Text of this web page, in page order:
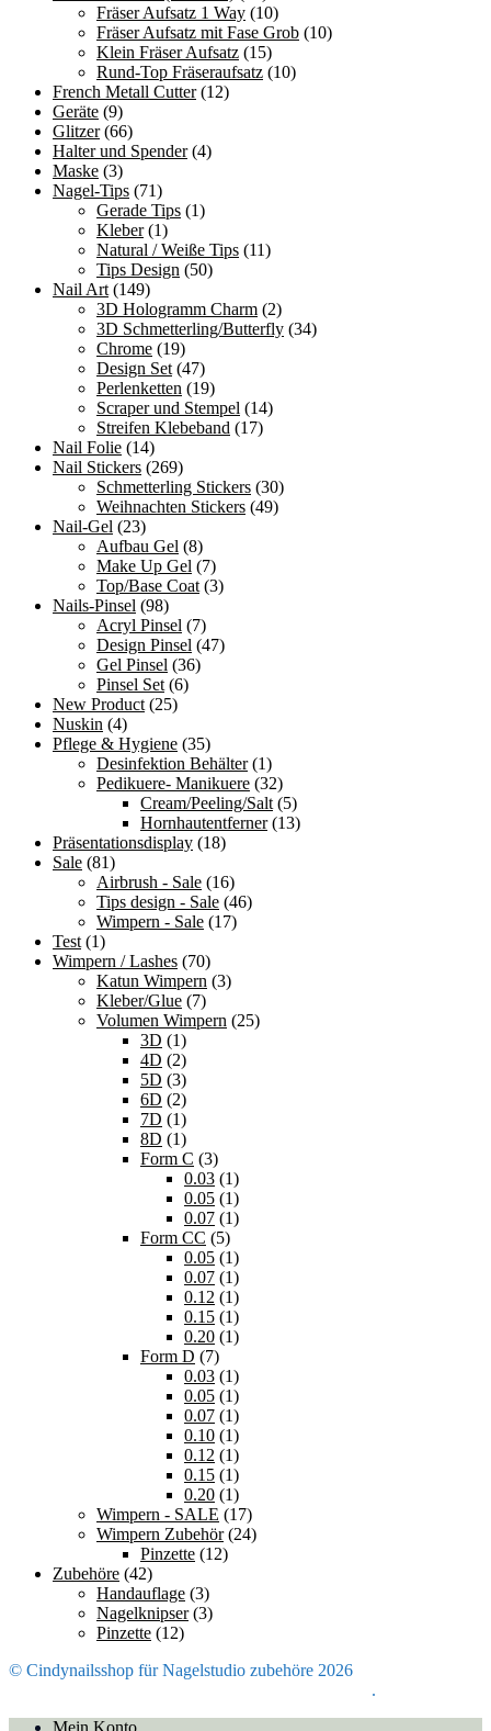
Fräser Aufsatz 1 Way (10)
Fräser Aufsatz mit Fase Grob (10)
Klein Fräser Aufsatz (15)
Rund-Top Fräseraufsatz (10)
French Metall Cutter (12)
Geräte (9)
Glitzer (66)
Halter und Spender (4)
Maske (3)
Nagel-Tips (71)
Gerade Tips (1)
Kleber (1)
Natural / Weiße Tips (11)
Tips Design (50)
Nail Art (149)
3D Hologramm Charm (2)
3D Schmetterling/Butterfly (34)
Chrome (19)
Design Set (47)
Perlenketten (19)
Scraper und Stempel (14)
Streifen Klebeband (17)
Nail Folie (14)
Nail Stickers (269)
Schmetterling Stickers (30)
Weihnachten Stickers (49)
Nail-Gel (23)
Aufbau Gel (8)
Make Up Gel (7)
Top/Base Coat (3)
Nails-Pinsel (98)
Acryl Pinsel (7)
Design Pinsel (47)
Gel Pinsel (36)
Pinsel Set (6)
New Product (25)
Nuskin (4)
Pflege & Hygiene (35)
Desinfektion Behälter (1)
Pedikuere- Manikuere (32)
Cream/Peeling/Salt (5)
Hornhautentferner (13)
Präsentationsdisplay (18)
Sale (81)
Airbrush - Sale (16)
Tips design - Sale (46)
Wimpern - Sale (17)
Test (1)
Wimpern / Lashes (70)
Katun Wimpern (3)
Kleber/Glue (7)
Volumen Wimpern (25)
3D (1)
4D (2)
5D (3)
6D (2)
7D (1)
8D (1)
Form C (3)
0.03 (1)
0.05 (1)
0.07 (1)
Form CC (5)
0.05 (1)
0.07 (1)
0.12 (1)
0.15 (1)
0.20 (1)
Form D (7)
0.03 (1)
0.05 (1)
0.07 (1)
0.10 (1)
0.12 (1)
0.15 (1)
0.20 (1)
Wimpern - SALE (17)
Wimpern Zubehör (24)
Pinzette (12)
Zubehöre (42)
Handauflage (3)
Nagelknipser (3)
Pinzette (12)
© Cindynailsshop für Nagelstudio zubehöre 2026
.
Mein Konto